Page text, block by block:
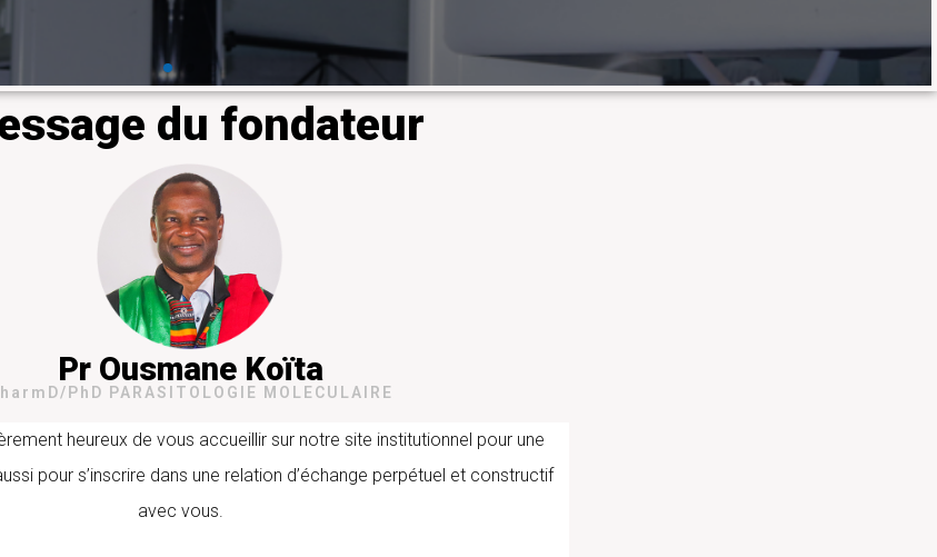
En savoir plus
du fondateur
Pr Ousmane Koïta
PhD PARASITOLOGIE MOLECULAIRE
heureux de vous accueillir sur notre site institutionnel pour une
pour s’inscrire dans une relation d’échange perpétuel et constructif
avec vous.